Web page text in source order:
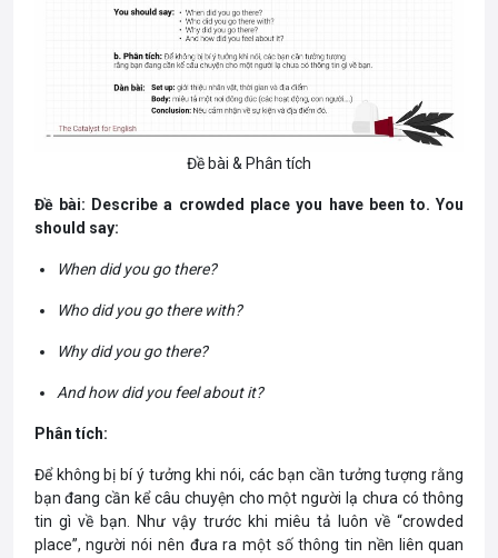
Đề bài & Phân tích
Đề bài: Describe a crowded place you have been to. You
should say:
When did you go there?
Who did you go there with?
Why did you go there?
And how did you feel about it?
Phân tích:
Để không bị bí ý tưởng khi nói, các bạn cần tưởng tượng rằng
bạn đang cần kể câu chuyện cho một người lạ chưa có thông
tin gì về bạn. Như vậy trước khi miêu tả luôn về “crowded
place”, người nói nên đưa ra một số thông tin nền liên quan